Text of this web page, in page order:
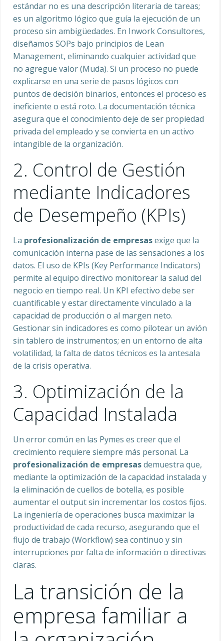
estándar no es una descripción literaria de tareas;
es un algoritmo lógico que guía la ejecución de un
proceso sin ambigüedades. En Inwork Consultores,
diseñamos SOPs bajo principios de Lean
Management, eliminando cualquier actividad que
no agregue valor (Muda). Si un proceso no puede
explicarse en una serie de pasos lógicos con
puntos de decisión binarios, entonces el proceso es
ineficiente o está roto. La documentación técnica
asegura que el conocimiento deje de ser propiedad
privada del empleado y se convierta en un activo
intangible de la organización.
2. Control de Gestión
mediante Indicadores
de Desempeño (KPIs)
La profesionalización de empresasexige que la
comunicación interna pase de las sensaciones a los
datos. El uso de KPIs (Key Performance Indicators)
permite al equipo directivo monitorear la salud del
negocio en tiempo real. Un KPI efectivo debe ser
cuantificable y estar directamente vinculado a la
capacidad de producción o al margen neto.
Gestionar sin indicadores es como pilotear un avión
sin tablero de instrumentos; en un entorno de alta
volatilidad, la falta de datos técnicos es la antesala
de la crisis operativa.
3. Optimización de la
Capacidad Instalada
Un error común en las Pymes es creer que el
crecimiento requiere siempre más personal. La
profesionalización de empresasdemuestra que,
mediante la optimización de la capacidad instalada y
la eliminación de cuellos de botella, es posible
aumentar el output sin incrementar los costos fijos.
La ingeniería de operaciones busca maximizar la
productividad de cada recurso, asegurando que el
flujo de trabajo (Workflow) sea continuo y sin
interrupciones por falta de información o directivas
claras.
La transición de la
empresa familiar a